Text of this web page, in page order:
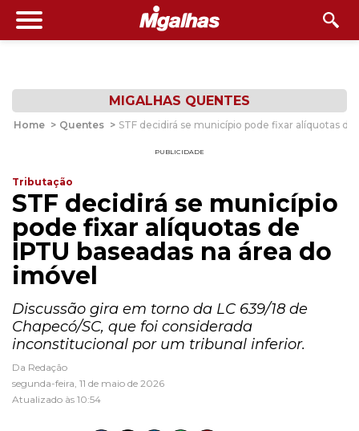
MIGALHAS QUENTES
Home > Quentes > STF decidirá se município pode fixar alíquotas
PUBLICIDADE
Tributação
STF decidirá se município
pode fixar alíquotas de
IPTU baseadas na área do
imóvel
Discussão gira em torno da LC 639/18 de
Chapecó/SC, que foi considerada
inconstitucional por um tribunal inferior.
Da Redação
segunda-feira, 11 de maio de 2026
Atualizado às 10:54